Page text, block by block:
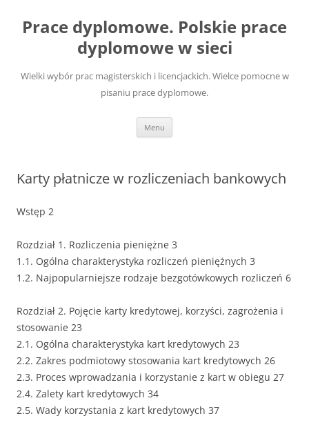
treści
Prace dyplomowe. Polskie prace
dyplomowe w sieci
Wielki wybór prac magisterskich i licencjackich. Wielce pomocne w
pisaniu prace dyplomowe.
Menu
Karty płatnicze w rozliczeniach bankowych
Wstęp 2
Rozdział 1. Rozliczenia pieniężne 3
1.1. Ogólna charakterystyka rozliczeń pieniężnych 3
1.2. Najpopularniejsze rodzaje bezgotówkowych rozliczeń 6
Rozdział 2. Pojęcie karty kredytowej, korzyści, zagrożenia i
stosowanie 23
2.1. Ogólna charakterystyka kart kredytowych 23
2.2. Zakres podmiotowy stosowania kart kredytowych 26
2.3. Proces wprowadzania i korzystanie z kart w obiegu 27
2.4. Zalety kart kredytowych 34
2.5. Wady korzystania z kart kredytowych 37